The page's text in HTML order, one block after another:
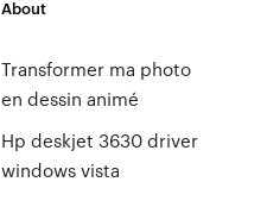
About
Transformer ma photo
en dessin animé
Hp deskjet 3630 driver
windows vista